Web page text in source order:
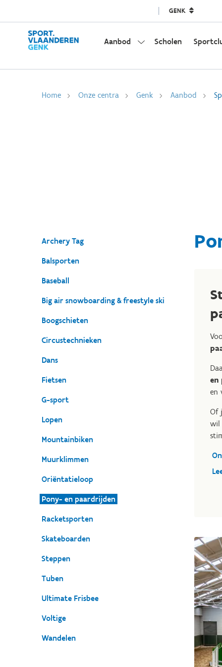
GENK
Aanbod Scholen
Home Onze centra Genk Aanbod
Archery Tag
Balsporten
Baseball
Big air snowboarding & freestyle ski
Boogschieten
Circustechnieken
Dans
Fietsen
G-sport
Lopen
Mountainbiken
Muurklimmen
Oriëntatieloop
Pony- en paardrijden
Racketsporten
Skateboarden
Steppen
Tuben
Ultimate Frisbee
Voltige
Wandelen
en
en
Of
wil